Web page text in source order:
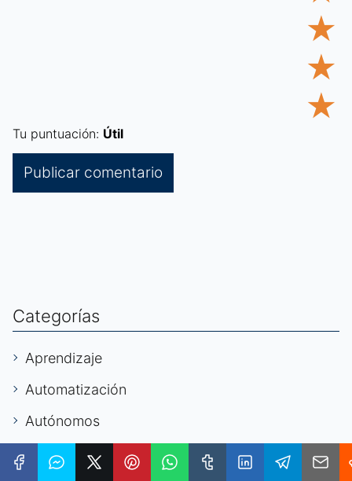
★
★
★
Tu puntuación: Útil
Categorías
Aprendizaje
Automatización
Autónomos
Ayudas Sociales